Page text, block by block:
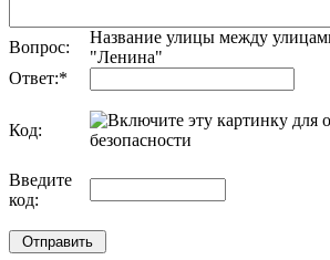
Вопрос:
Название улицы между
"Ленина"
Ответ:*
Код:
Введите
код: